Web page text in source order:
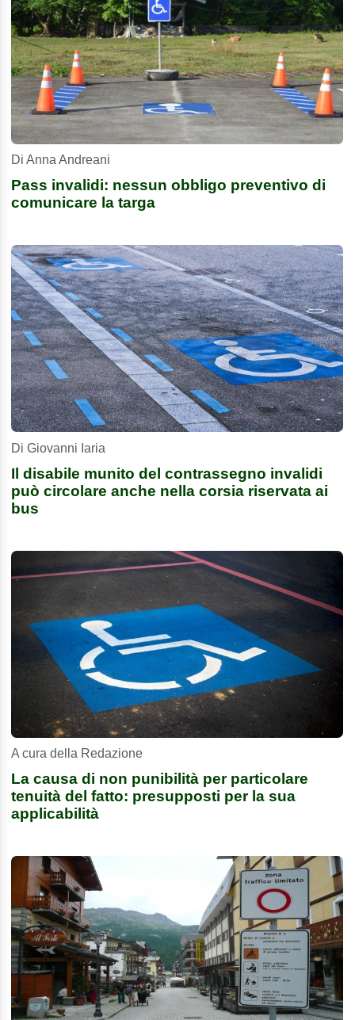
Di Anna Andreani
Pass invalidi: nessun obbligo preventivo di
comunicare la targa
Di Giovanni Iaria
Il disabile munito del contrassegno invalidi
può circolare anche nella corsia riservata ai
bus
A cura della Redazione
La causa di non punibilità per particolare
tenuità del fatto: presupposti per la sua
applicabilità